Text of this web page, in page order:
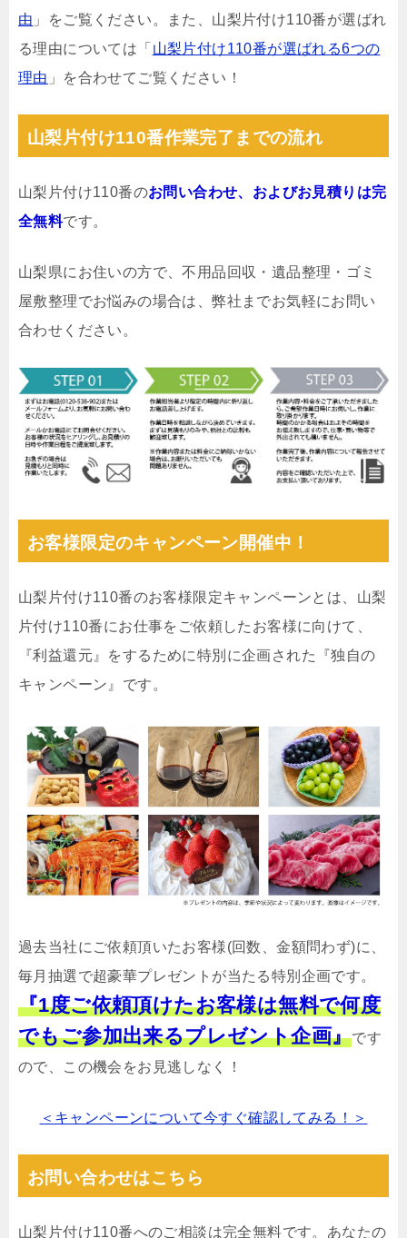
由 」をご覧ください。また、山梨片付け110番が選ばれ
る理由については「 山梨片付け110番が選ばれる6つの
理由 」を合わせてご覧ください！
山梨片付け110番作業完了までの流れ
山梨片付け110番のお問い合わせ、およびお見積りは完
全無料です。
山梨県にお住いの方で、不用品回収・遺品整理・ゴミ
屋敷整理でお悩みの場合は、弊社までお気軽にお問い
合わせください。
お客様限定のキャンペーン開催中！
山梨片付け110番のお客様限定キャンペーンとは、山梨
片付け110番にお仕事をご依頼したお客様に向けて、
『利益還元』をするために特別に企画された『独自の
キャンペーン』です。
過去当社にご依頼頂いたお客様(回数、金額問わず)に、
毎月抽選で超豪華プレゼントが当たる特別企画です。
『1度ご依頼頂けたお客様は無料で何度
でもご参加出来るプレゼント企画』です
ので、この機会をお見逃しなく！
＜キャンペーンについて今すぐ確認してみる！＞
お問い合わせはこちら
山梨片付け110番へのご相談は完全無料です。あなたの